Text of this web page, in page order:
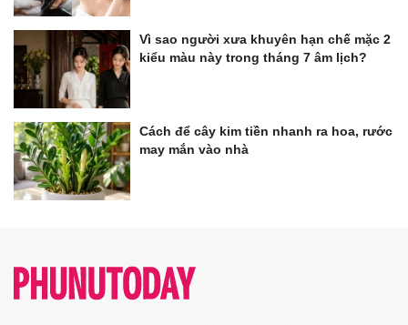
Vì sao người xưa khuyên hạn chế mặc 2
kiểu màu này trong tháng 7 âm lịch?
Cách để cây kim tiền nhanh ra hoa, rước
may mắn vào nhà